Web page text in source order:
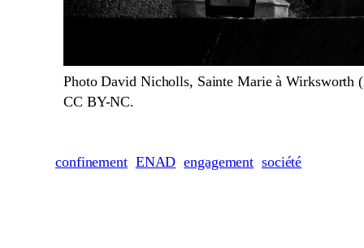
Photo David Nicholls, Sainte Marie à Wirksworth
CC BY-NC.
confinement ENAD engagement société